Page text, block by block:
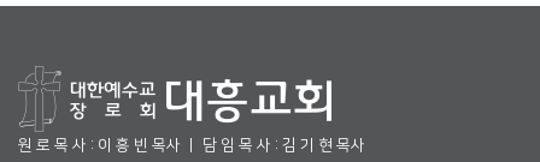
원 로 목 사 : 이 흥 빈 목사 ㅣ 담 임 목 사 : 김 기 현 목사